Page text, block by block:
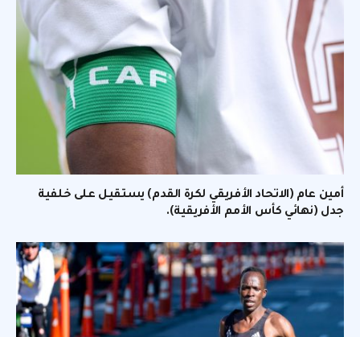
أمين عام (الاتحاد الأفريقي لكرة القدم) يستقيل على خلفية
جدل (نهائي كأس الأمم الأفريقية).